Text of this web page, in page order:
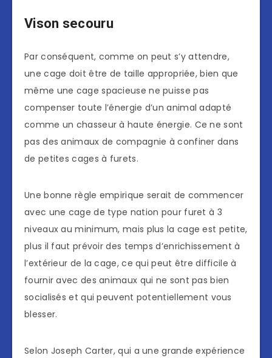
Vison secouru
Par conséquent, comme on peut s’y attendre,
une cage doit être de taille appropriée, bien que
même une cage spacieuse ne puisse pas
compenser toute l’énergie d’un animal adapté
comme un chasseur à haute énergie. Ce ne sont
pas des animaux de compagnie à confiner dans
de petites cages à furets.
Une bonne règle empirique serait de commencer
avec une cage de type nation pour furet à 3
niveaux au minimum, mais plus la cage est petite,
plus il faut prévoir des temps d’enrichissement à
l’extérieur de la cage, ce qui peut être difficile à
fournir avec des animaux qui ne sont pas bien
socialisés et qui peuvent potentiellement vous
blesser.
Selon Joseph Carter, qui a une grande expérience